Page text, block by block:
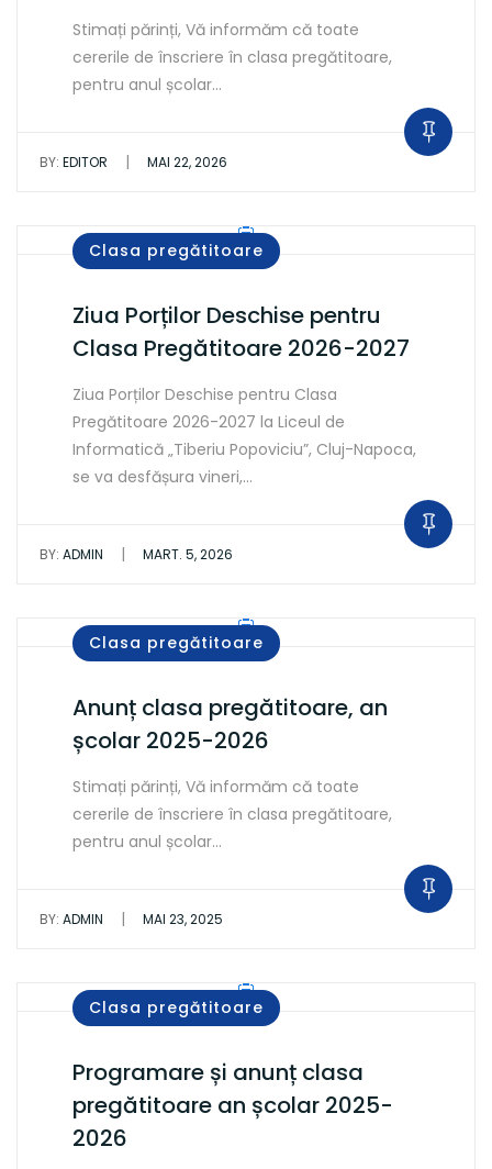
Stimați părinți, Vă informăm că toate
cererile de înscriere în clasa pregătitoare,
pentru anul școlar…
BY: EDITOR | MAI 22, 2026
Clasa pregătitoare
Ziua Porților Deschise pentru
Clasa Pregătitoare 2026-2027
Ziua Porților Deschise pentru Clasa
Pregătitoare 2026-2027 la Liceul de
Informatică „Tiberiu Popoviciu”, Cluj-Napoca,
se va desfășura vineri,…
BY: ADMIN | MART. 5, 2026
Clasa pregătitoare
Anunț clasa pregătitoare, an
școlar 2025-2026
Stimați părinți, Vă informăm că toate
cererile de înscriere în clasa pregătitoare,
pentru anul școlar…
BY: ADMIN | MAI 23, 2025
Clasa pregătitoare
Programare și anunț clasa
pregătitoare an școlar 2025-
2026